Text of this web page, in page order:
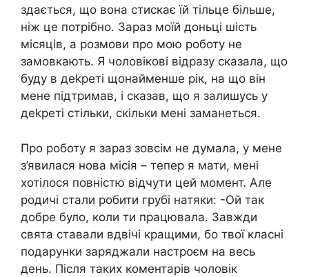
здається, що вона стискає їй тільце більше,
ніж це потрібно. Зараз моїй доньці шість
місяців, а розмови про мою роботу не
замовкають. Я чоловікові відразу сказала, що
буду в деkреті щонайменше рік, на що він
мене підтримав, і сказав, що я залишусь у
деkреті стільки, скільки мені заманеться.
Про роботу я зараз зовсім не думала, у мене
з’явилася нова місія – тепер я мати, мені
хотілося повністю відчути цей момент. Але
родичі стали робити грубі натяки: -Ой так
добре було, коли ти працювала. Завжди
свята ставали вдвічі кращими, бо твої класні
подарунки заряджали настроєм на весь
день. Після таких коментарів чоловік